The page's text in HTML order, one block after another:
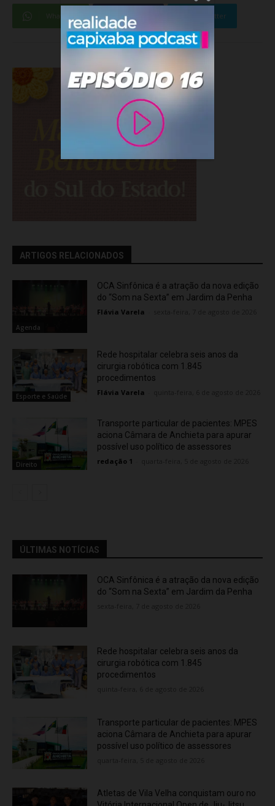
Facebook Twitter
ARTIGOS RELACIONADOS
Agenda
OCA Sinfônica é a atração da nova edição
do “Som na Sexta” em Jardim da Penha
Flávia Varela
Esporte e Saúde
Rede hospitalar celebra seis anos da
cirurgia robótica com 1.845
procedimentos
Flávia Varela
Direito
Transporte particular de pacientes: MPES
aciona Câmara de Anchieta para apurar
possível uso político de assessores
redação 1
ÚLTIMAS NOTÍCIAS
OCA Sinfônica é a atração da nova edição
do “Som na Sexta” em Jardim da Penha
Rede hospitalar celebra seis anos da
cirurgia robótica com 1.845
procedimentos
Transporte particular de pacientes: MPES
aciona Câmara de Anchieta para apurar
possível uso político de assessores
Atletas de Vila Velha conquistam ouro no